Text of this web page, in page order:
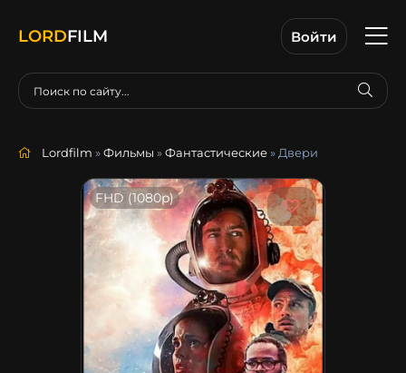
LORDFILM Войти
Lordfilm »Фильмы »Фантастические» Двери
FHD (1080p)